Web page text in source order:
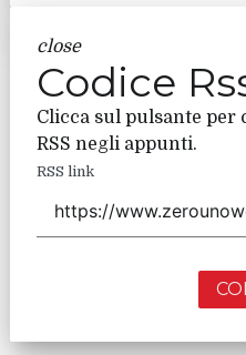
close
Codice
Clicca sul pulsante per
RSS negli appunti.
RSS link